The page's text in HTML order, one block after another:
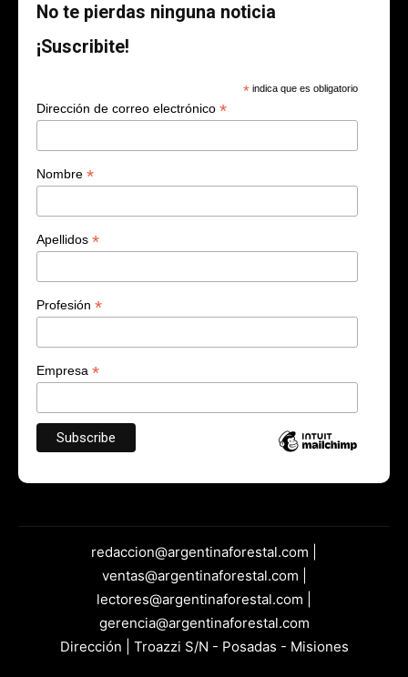
No te pierdas ninguna noticia
¡Suscribite!
* indica que es obligatorio
Dirección de correo electrónico *
Nombre *
Apellidos *
Profesión *
Empresa *
redaccion@argentinaforestal.com |
ventas@argentinaforestal.com |
lectores@argentinaforestal.com |
gerencia@argentinaforestal.com
Dirección | Troazzi S/N - Posadas - Misiones